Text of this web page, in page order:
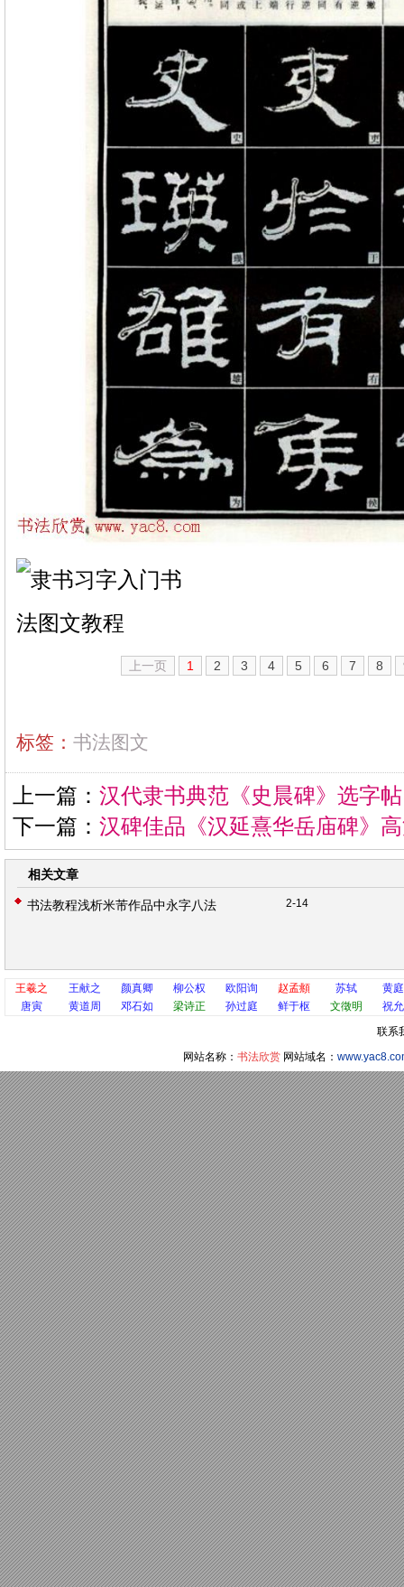
上一页 1 2 3 4 5 6 7 8
标签： 书法图文
上一篇： 汉代隶书典范《史晨碑》选字帖
下一篇： 汉碑佳品《汉延熹华岳庙碑》
相关文章
2-14
书法教程浅析米芾作品中永字八法
王羲之 王献之 颜真卿 柳公权 欧阳询 赵孟頫 苏轼
黄
唐寅
黄道周 邓石如 梁诗正 孙过庭 鲜于枢 文徵明
祝
联系
网站名称： 书法欣赏 网站域名：